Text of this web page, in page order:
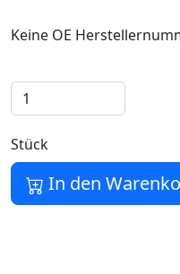
Keine OE
Stück
In den